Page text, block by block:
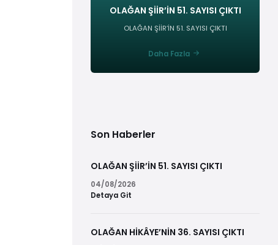
OLAĞAN ŞİİR’İN 51. SAYISI ÇIKTI
OLAĞAN ŞİİR’İN 51. SAYISI ÇIKTI
Daha Fazla
Son Haberler
OLAĞAN ŞİİR’İN 51. SAYISI ÇIKTI
04/08/2026
Detaya Git
OLAĞAN HİKÂYE’NİN 36. SAYISI ÇIKTI